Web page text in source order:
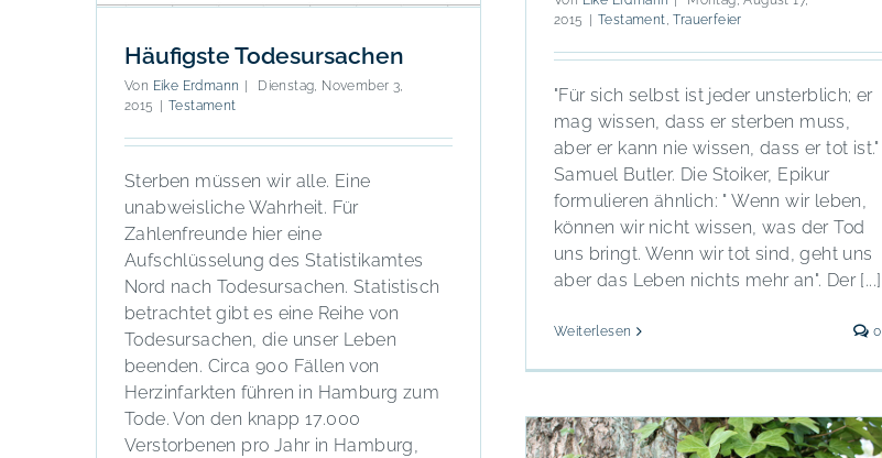
Häufigste Todesursachen
Von Eike Erdmann
Dienstag, November 3,
2015
Testament
Sterben müssen wir alle. Eine
unabweisliche Wahrheit. Für
Zahlenfreunde hier eine
Aufschlüsselung des Statistikamtes
Nord nach Todesursachen. Statistisch
betrachtet gibt es eine Reihe von
Todesursachen, die unser Leben
beenden. Circa 900 Fällen von
Herzinfarkten führen in Hamburg zum
Tode. Von den knapp 17.000
Verstorbenen pro Jahr in Hamburg,
2015 | Testament ,Trauerfeier
"Für sich selbst ist jeder unsterblich; er
mag wissen, dass er sterben muss,
aber er kann nie wissen, dass er tot ist."
Samuel Butler. Die Stoiker, Epikur
formulieren ähnlich: " Wenn wir leben,
können wir nicht wissen, was der Tod
uns bringt. Wenn wir tot sind, geht uns
aber das Leben nichts mehr an". Der [...]
Weiterlesen 0